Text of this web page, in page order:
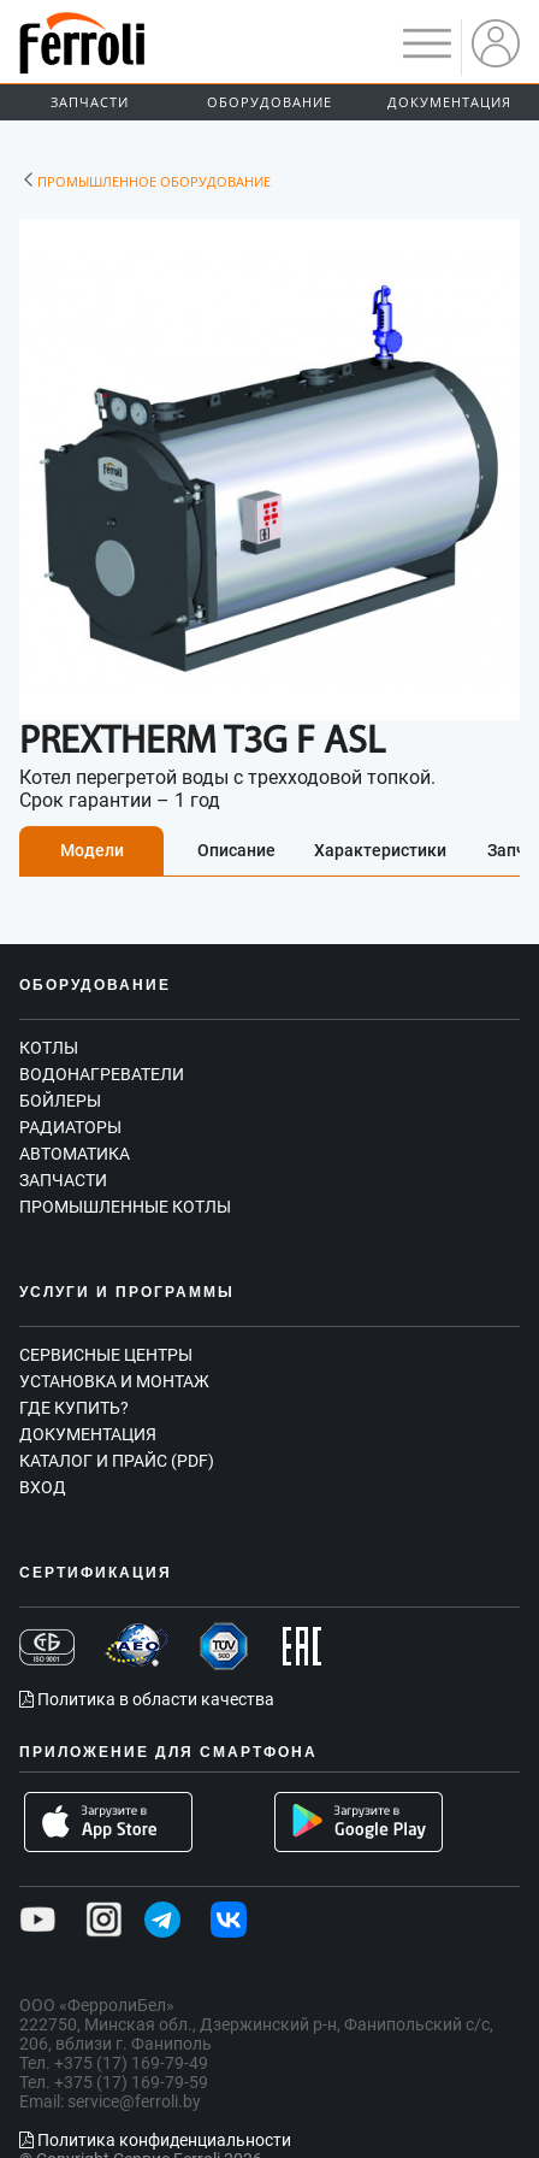
ЗАПЧАСТИ ОБОРУДОВАНИЕ ДОКУМЕНТАЦИЯ
ПРОМЫШЛЕННОЕ ОБОРУДОВАНИЕ
PREXTHERM T3G F ASL
Котел перегретой воды с трехходовой топкой.
Срок гарантии – 1 год
Модели Описание Характеристики
ОБОРУДОВАНИЕ
КОТЛЫ
ВОДОНАГРЕВАТЕЛИ
БОЙЛЕРЫ
РАДИАТОРЫ
АВТОМАТИКА
ЗАПЧАСТИ
ПРОМЫШЛЕННЫЕ КОТЛЫ
УСЛУГИ И ПРОГРАММЫ
СЕРВИСНЫЕ ЦЕНТРЫ
УСТАНОВКА И МОНТАЖ
ГДЕ КУПИТЬ?
ДОКУМЕНТАЦИЯ
КАТАЛОГ И ПРАЙС (PDF)
ВХОД
СЕРТИФИКАЦИЯ
Политика в области качества
ПРИЛОЖЕНИЕ ДЛЯ СМАРТФОНА
ООО «ФерролиБел»
222750, Минская обл., Дзержинский р-н, Фанипольский с/с,
206, вблизи г. Фаниполь
Тел. +375 (17) 169-79-49
Тел. +375 (17) 169-79-59
Email: service@ferroli.by
Политика конфиденциальности